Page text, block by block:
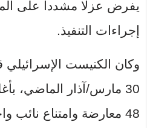
يفرض عزلا مشددا على
إجراءات التنفيذ.
وكان الكنيست الإسرائيلي
48 معارضة وامتناع